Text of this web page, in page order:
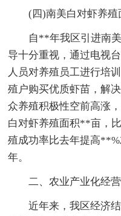
(四)南美白对虾养殖
自**年我区引进南
导十分重视，通过电视
人员对养殖员工进行培
殖户购买优质虾苗，解
众养殖积极性空前高涨
白对虾养殖面积**亩，
殖成功率比去年提高
年。
二、农业产业化经
近年来，我区经济